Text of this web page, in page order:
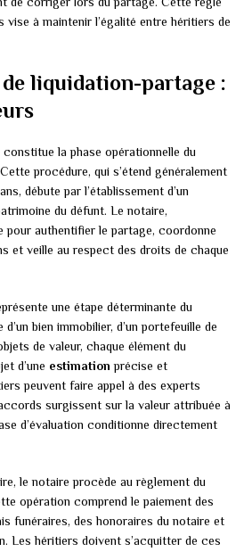
vise à maintenir l’égalité entre héritiers de
liquidation-partage :
constitue la phase opérationnelle du
procédure, qui s’étend généralement
débute par l’établissement d’un
du défunt. Le notaire,
pour authentifier le partage, coordonne
et veille au respect des droits de chaque
une étape déterminante du
d’un bien immobilier, d’un portefeuille de
de valeur, chaque élément du
d’une estimation précise et
peuvent faire appel à des experts
surgissent sur la valeur attribuée à
d’évaluation conditionne directement
le notaire procède au règlement du
opération comprend le paiement des
funéraires, des honoraires du notaire et
Les héritiers doivent s’acquitter de ces